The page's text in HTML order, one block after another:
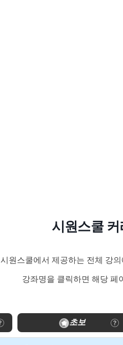
시원스쿨 커
시원스쿨에서 제공하는 전체 강
강좌명을 클릭하면 해당 페
초보